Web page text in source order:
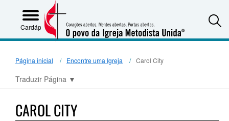
Cardápio
Página inicial Encontre uma Igreja Carol City
Traduzir Página ▼
CAROL CITY